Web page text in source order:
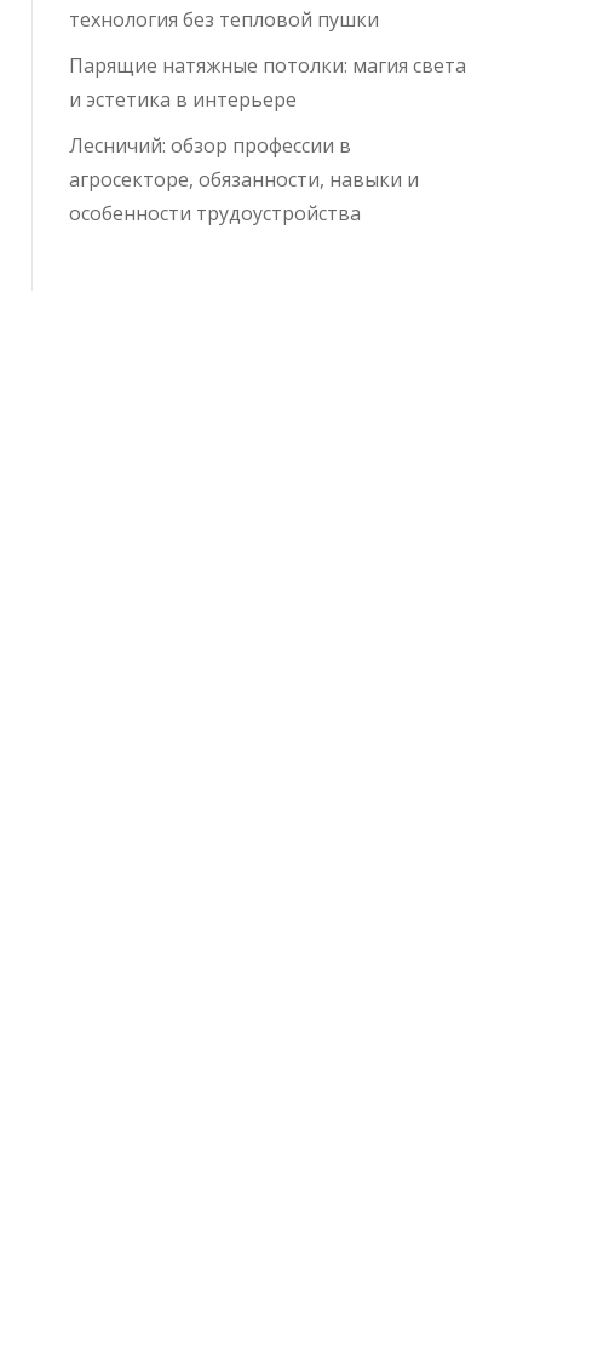
технология без тепловой пушки
Парящие натяжные потолки: магия света
и эстетика в интерьере
Лесничий: обзор профессии в
агросекторе, обязанности, навыки и
особенности трудоустройства